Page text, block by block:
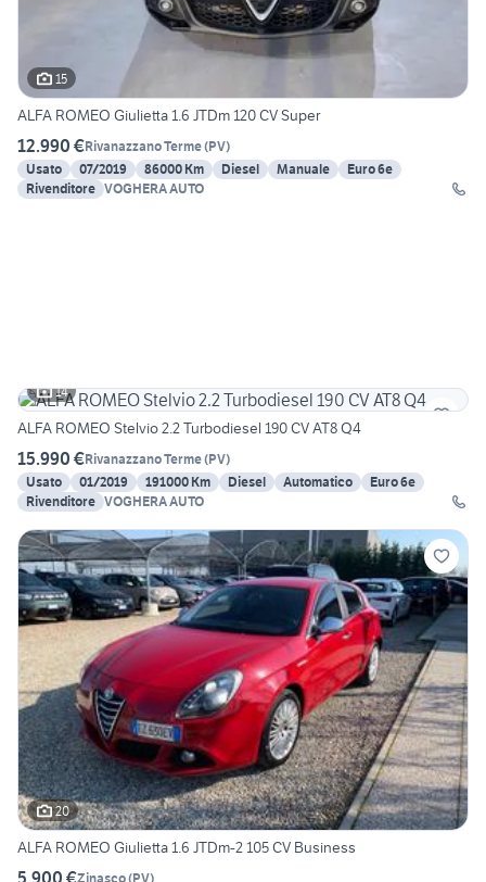
15
ALFA ROMEO Giulietta 1.6 JTDm 120 CV Super
12.990 €Rivanazzano Terme(PV)
Usato
07/2019 86000 Km Diesel Manuale
Euro 6e
Rivenditore VOGHERA AUTO
14
ALFA ROMEO Stelvio 2.2 Turbodiesel 190 CV AT8 Q4
15.990 €Rivanazzano Terme(PV)
Usato
01/2019 191000 Km Diesel Automatico
Euro 6e
Rivenditore VOGHERA AUTO
20
ALFA ROMEO Giulietta 1.6 JTDm-2 105 CV Business
Zinasco(PV)